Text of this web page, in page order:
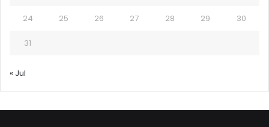
24 25 26 27 28 29 30
31
« Jul